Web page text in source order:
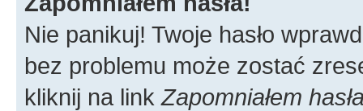
Nie panikuj! Twoje hasło
bez problemu może zostać
kliknij na linkZapomniałem